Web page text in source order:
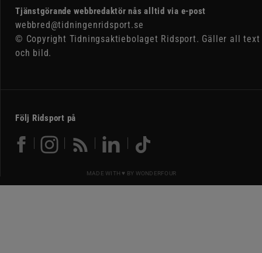
Tjänstgörande webbredaktör nås alltid via e-post
webbred@tidningenridsport.se
© Copyright Tidningsaktiebolaget Ridsport. Gäller all text
och bild.
Följ Ridsport på
MADE WITH ♥ BY WONDERFOUR